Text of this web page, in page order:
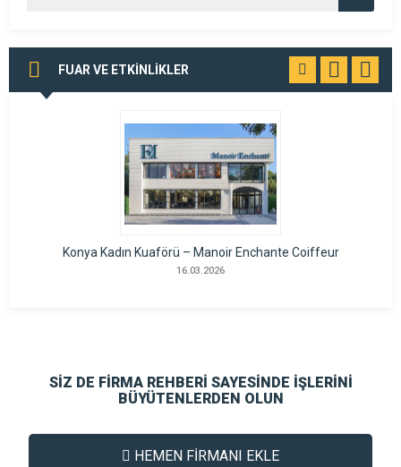
FUAR VE ETKİNLİKLER
GÖR
Konya Kadın Kuaförü – Manoir Enchante Coiffeur
16.03.2026
SİZ DE FİRMA REHBERİ SAYESİNDE İŞLERİNİ
BÜYÜTENLERDEN OLUN
HEMEN FİRMANI EKLE